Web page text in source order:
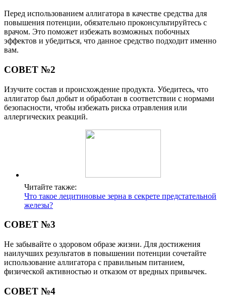
Перед использованием аллигатора в качестве средства для
повышения потенции, обязательно проконсультируйтесь с
врачом. Это поможет избежать возможных побочных
эффектов и убедиться, что данное средство подходит именно
вам.
СОВЕТ №2
Изучите состав и происхождение продукта. Убедитесь, что
аллигатор был добыт и обработан в соответствии с нормами
безопасности, чтобы избежать риска отравления или
аллергических реакций.
Читайте также:
Что такое лецитиновые зерна в секрете предстательной
железы?
СОВЕТ №3
Не забывайте о здоровом образе жизни. Для достижения
наилучших результатов в повышении потенции сочетайте
использование аллигатора с правильным питанием,
физической активностью и отказом от вредных привычек.
СОВЕТ №4